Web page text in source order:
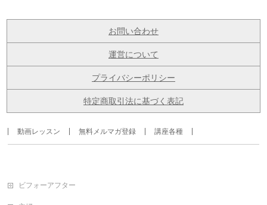
お問い合わせ
運営について
プライバシーポリシー
特定商取引法に基づく表記
動画レッスン 無料メルマガ登録 講座各種
ビフォーアフター